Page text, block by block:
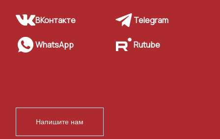
ВКонтакте Telegram
WhatsApp Rutube
Напишите нам